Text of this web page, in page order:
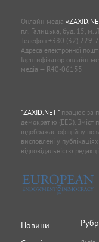
Онлайн-медіа
пл. Галицька, буд. 15, м.
Телефон +380 (32) 229-
Адреса електронної
Ідентифікатор онлайн-
медіа — R40-06155
"ZAXID.NET "працює за
демократію (EED). Зміст
відображає офіційну
висловлені у публікаціях
відповідальністю
Новини